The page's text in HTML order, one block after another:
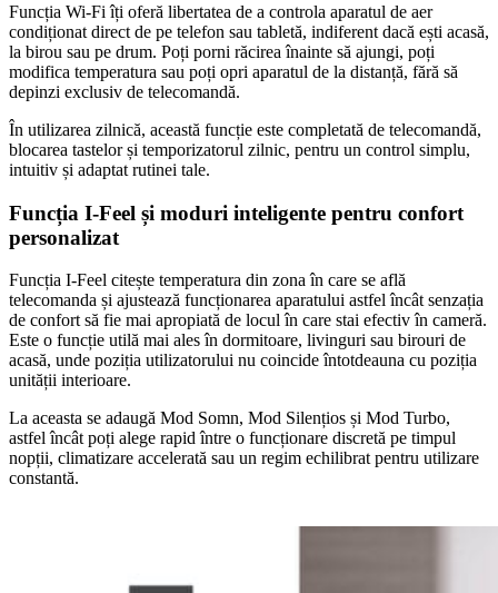
Funcția Wi-Fi îți oferă libertatea de a controla aparatul de aer
condiționat direct de pe telefon sau tabletă, indiferent dacă ești acasă,
la birou sau pe drum. Poți porni răcirea înainte să ajungi, poți
modifica temperatura sau poți opri aparatul de la distanță, fără să
depinzi exclusiv de telecomandă.
În utilizarea zilnică, această funcție este completată de telecomandă,
blocarea tastelor și temporizatorul zilnic, pentru un control simplu,
intuitiv și adaptat rutinei tale.
Funcția I-Feel și moduri inteligente pentru confort
personalizat
Funcția I-Feel citește temperatura din zona în care se află
telecomanda și ajustează funcționarea aparatului astfel încât senzația
de confort să fie mai apropiată de locul în care stai efectiv în cameră.
Este o funcție utilă mai ales în dormitoare, livinguri sau birouri de
acasă, unde poziția utilizatorului nu coincide întotdeauna cu poziția
unității interioare.
La aceasta se adaugă Mod Somn, Mod Silențios și Mod Turbo,
astfel încât poți alege rapid între o funcționare discretă pe timpul
nopții, climatizare accelerată sau un regim echilibrat pentru utilizare
constantă.